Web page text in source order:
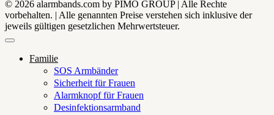
© 2026 alarmbands.com by PIMO GROUP | Alle Rechte
vorbehalten. | Alle genannten Preise verstehen sich inklusive der
jeweils gültigen gesetzlichen Mehrwertsteuer.
Familie
SOS Armbänder
Sicherheit für Frauen
Alarmknopf für Frauen
Desinfektionsarmband